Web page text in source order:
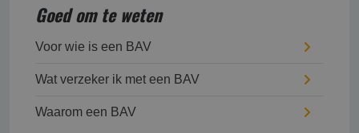
Goed om te weten
Voor wie is een BAV
Wat verzeker ik met een BAV
Waarom een BAV